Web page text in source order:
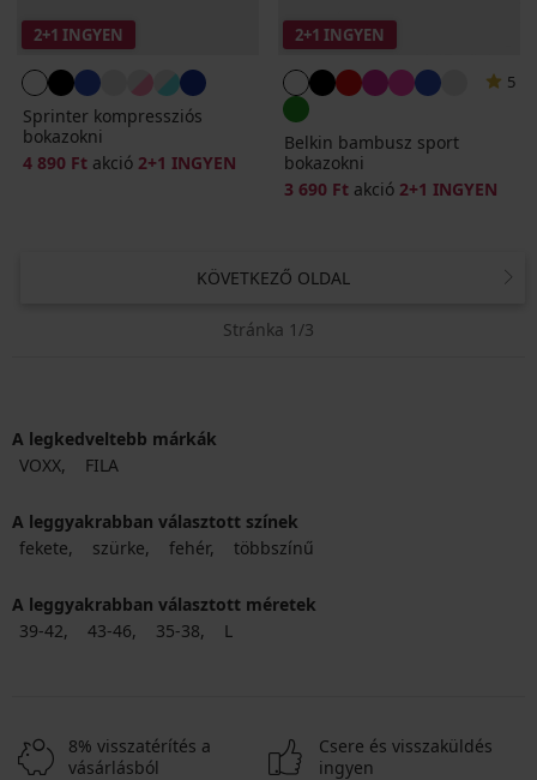
2+1 INGYEN
Sprinter kompressziós
bokazokni
4 890 Ft akció 2+1 INGYEN
2+1 INGYEN
5
Belkin bambusz sport
bokazokni
3 690 Ft akció 2+1 INGYEN
KÖVETKEZŐ OLDAL
Stránka 1/3
A legkedveltebb márkák
VOXX
FILA
A leggyakrabban választott színek
fekete
szürke fehér többszínű
A leggyakrabban választott méretek
39-42
43-46 35-38 L
8% visszatérítés a
vásárlásból
Csere és visszaküldés
ingyen